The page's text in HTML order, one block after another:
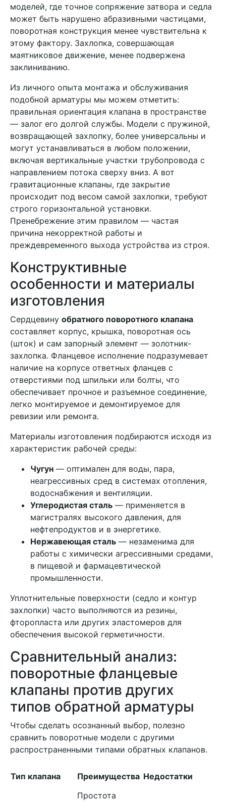
моделей, где точное сопряжение затвора и седла
может быть нарушено абразивными частицами,
поворотная конструкция менее чувствительна к
этому фактору. Захлопка, совершающая
маятниковое движение, менее подвержена
заклиниванию.
Из личного опыта монтажа и обслуживания
подобной арматуры мы можем отметить:
правильная ориентация клапана в пространстве
— залог его долгой службы. Модели с пружиной,
возвращающей захлопку, более универсальны и
могут устанавливаться в любом положении,
включая вертикальные участки трубопровода с
направлением потока сверху вниз. А вот
гравитационные клапаны, где закрытие
происходит под весом самой захлопки, требуют
строго горизонтальной установки.
Пренебрежение этим правилом — частая
причина некорректной работы и
преждевременного выхода устройства из строя.
Конструктивные
особенности и материалы
изготовления
Сердцевину обратного поворотного клапана
составляет корпус, крышка, поворотная ось
(шток) и сам запорный элемент — золотник-
захлопка. Фланцевое исполнение подразумевает
наличие на корпусе ответных фланцев с
отверстиями под шпильки или болты, что
обеспечивает прочное и разъемное соединение,
легко монтируемое и демонтируемое для
ревизии или ремонта.
Материалы изготовления подбираются исходя из
характеристик рабочей среды:
Чугун — оптимален для воды, пара,
неагрессивных сред в системах отопления,
водоснабжения и вентиляции.
Углеродистая сталь — применяется в
магистралях высокого давления, для
нефтепродуктов и в энергетике.
Нержавеющая сталь — незаменима для
работы с химически агрессивными средами,
в пищевой и фармацевтической
промышленности.
Уплотнительные поверхности (седло и контур
захлопки) часто выполняются из резины,
фторопласта или других эластомеров для
обеспечения высокой герметичности.
Сравнительный анализ:
поворотные фланцевые
клапаны против других
типов обратной арматуры
Чтобы сделать осознанный выбор, полезно
сравнить поворотные модели с другими
распространенными типами обратных клапанов.
Тип клапана Преимущества Недостатки
Простота